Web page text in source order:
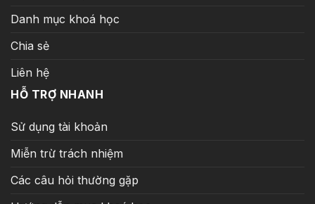
Danh mục khoá học
Chia sẻ
Liên hệ
HỖ TRỢ NHANH
Sử dụng tài khoản
Miễn trừ trách nhiệm
Các câu hỏi thường gặp